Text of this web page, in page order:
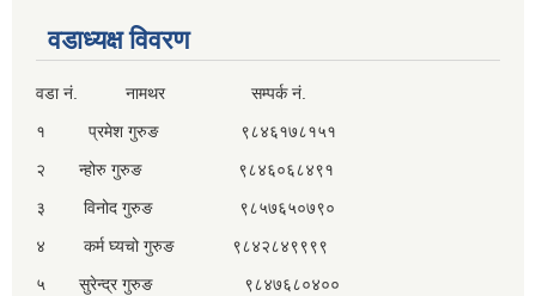
वडाध्यक्ष विवरण
वडा नं. नामथर सम्पर्क नं.
१ प्रमेश गुरुङ ९८४६१७८१५१
२ न्होरु गुरुङ ९८४६०६८४९१
३ विनोद गुरुङ ९८५७६५०७९०
४ कर्म घ्यचो गुरुङ ९८४२८४९९९९
५ सुरेन्द्र गुरुङ ९८४७६८०४००